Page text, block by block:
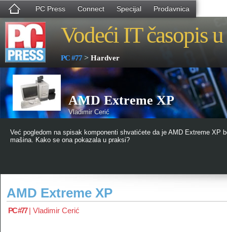
PC Press Connect Specijal Prodavnica
Vodeći IT časopis
PC #77 > Hardver
AMD Extreme XP
Vladimir Cerić
Već pogledom na spisak komponenti shvatićete da je AMD Extreme XP
mašina. Kako se ona pokazala u praksi?
AMD Extreme XP
PC #77| Vladimir Cerić